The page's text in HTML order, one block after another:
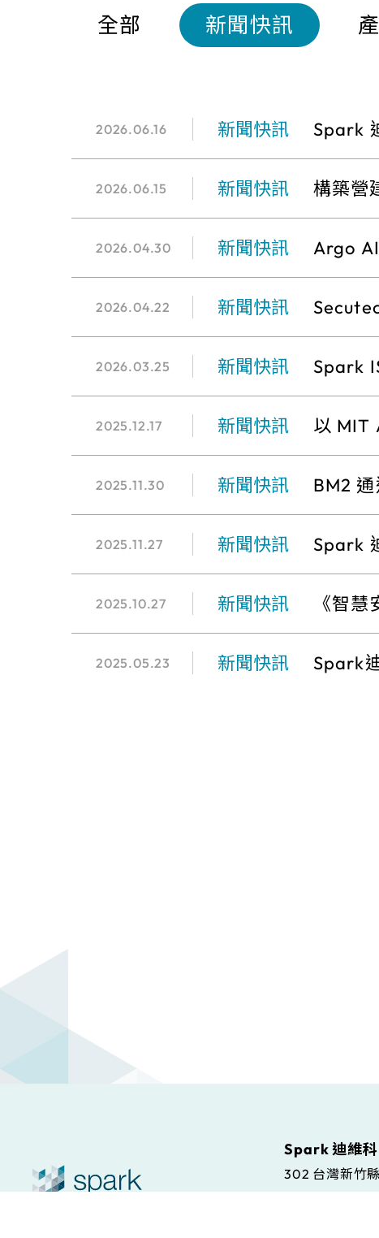
全部 新聞快訊
2026.06.16 新聞快訊 Spark
2026.06.15 新聞快訊
構築營
AI「智
2026.04.30 新聞快訊 Argo
2026.04.22 新聞快訊
2026.03.25 新聞快訊
Spark
影機，
2025.12.17 新聞快訊 以 MIT
2025.11.30 新聞快訊 BM2
2025.11.27 新聞快訊
Spark
產業智
2025.10.27 新聞快訊 《智
2025.05.23 新聞快訊 Spark
Spark 迪維科
302 台灣新竹